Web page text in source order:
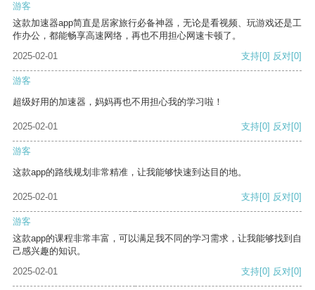
游客
这款加速器app简直是居家旅行必备神器，无论是看视频、玩游戏还是工
作办公，都能畅享高速网络，再也不用担心网速卡顿了。
2025-02-01
支持[0] 反对[0]
游客
超级好用的加速器，妈妈再也不用担心我的学习啦！
2025-02-01 支持[0] 反对[0]
游客
这款app的路线规划非常精准，让我能够快速到达目的地。
2025-02-01 支持[0] 反对[0]
游客
这款app的课程非常丰富，可以满足我不同的学习需求，让我能够找到自
己感兴趣的知识。
2025-02-01
支持[0] 反对[0]